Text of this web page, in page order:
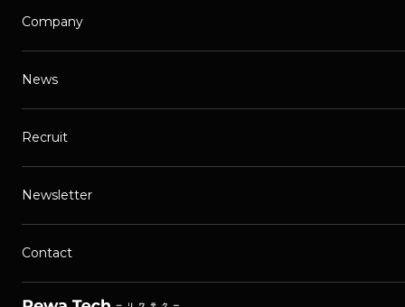
Company
News
Recruit
Newsletter
Contact